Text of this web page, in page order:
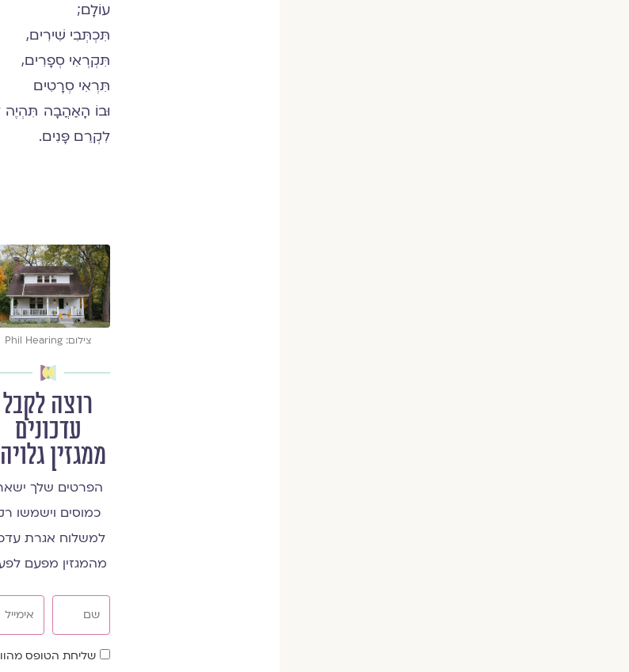
עוֹלָם;
תִּכְתְּבִי שִׁירִים,
תִּקְרְאִי סְפָרִים,
תִּרְאִי סְרָטִים
וּבוֹ הָאַהֲבָה תִּהְיֶה
לִקְרֵם פָּנִים.
צילום: Phil Hearing
רוצה לקבל
עדכונים
ממגזין
הפרטים שלך
כמוסים וישמשו
למשלוח אגרת
מהמגזין מפעם
שדהשליחת הטופס